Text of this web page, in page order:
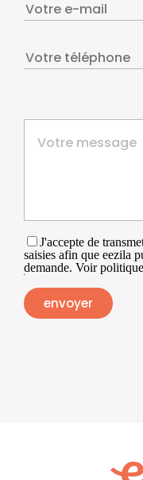
J'accepte de
saisies afin que eezila
demande. Voir